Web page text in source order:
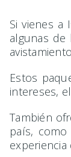
Si vienes a
algunas
Estos
intereses,
También
país,